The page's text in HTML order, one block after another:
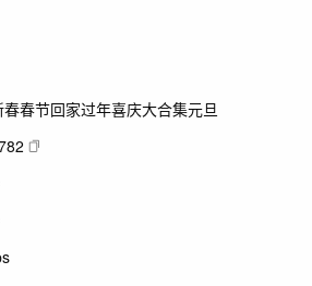
春节回家过年喜庆大合集元旦